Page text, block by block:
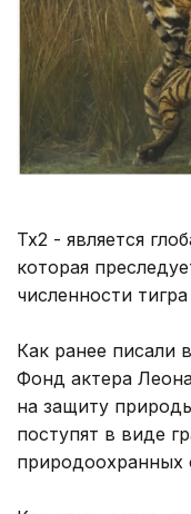
Tx2 - является
которая
численности
Как ранее писали
Фонд актера
на защиту
поступят в виде
природоохранных